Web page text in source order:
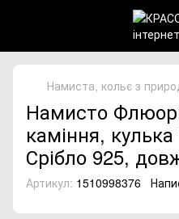
Намиста, кольє з
Намисто
каміння,
Срібло 925,
Артикул: 1510998376